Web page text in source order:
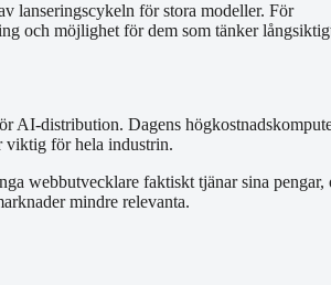
lanseringscykeln för stora modeller. För
och möjlighet för dem som tänker
AI-distribution. Dagens
viktig för hela industrin.
webbutvecklare faktiskt tjänar sina pengar,
mindre relevanta.